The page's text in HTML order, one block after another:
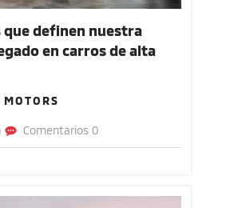
definen nuestra
en carros de alta
Comentarios 0